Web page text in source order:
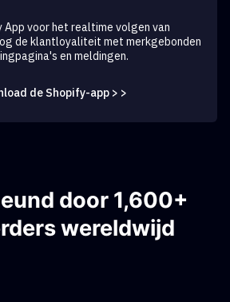
App voor het realtime volgen van
de klantloyaliteit met merkgebonden
en meldingen.
de Shopify-app > >
door 1,600+
wereldwijd